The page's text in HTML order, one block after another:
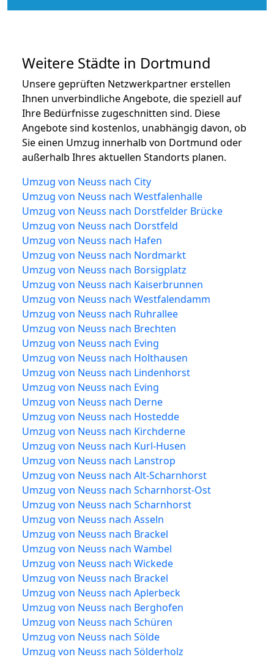
Weitere Städte in Dortmund
Unsere geprüften Netzwerkpartner erstellen
Ihnen unverbindliche Angebote, die speziell auf
Ihre Bedürfnisse zugeschnitten sind. Diese
Angebote sind kostenlos, unabhängig davon, ob
Sie einen Umzug innerhalb von Dortmund oder
außerhalb Ihres aktuellen Standorts planen.
Umzug von Neuss nach City
Umzug von Neuss nach Westfalenhalle
Umzug von Neuss nach Dorstfelder Brücke
Umzug von Neuss nach Dorstfeld
Umzug von Neuss nach Hafen
Umzug von Neuss nach Nordmarkt
Umzug von Neuss nach Borsigplatz
Umzug von Neuss nach Kaiserbrunnen
Umzug von Neuss nach Westfalendamm
Umzug von Neuss nach Ruhrallee
Umzug von Neuss nach Brechten
Umzug von Neuss nach Eving
Umzug von Neuss nach Holthausen
Umzug von Neuss nach Lindenhorst
Umzug von Neuss nach Eving
Umzug von Neuss nach Derne
Umzug von Neuss nach Hostedde
Umzug von Neuss nach Kirchderne
Umzug von Neuss nach Kurl-Husen
Umzug von Neuss nach Lanstrop
Umzug von Neuss nach Alt-Scharnhorst
Umzug von Neuss nach Scharnhorst-Ost
Umzug von Neuss nach Scharnhorst
Umzug von Neuss nach Asseln
Umzug von Neuss nach Brackel
Umzug von Neuss nach Wambel
Umzug von Neuss nach Wickede
Umzug von Neuss nach Brackel
Umzug von Neuss nach Aplerbeck
Umzug von Neuss nach Berghofen
Umzug von Neuss nach Schüren
Umzug von Neuss nach Sölde
Umzug von Neuss nach Sölderholz